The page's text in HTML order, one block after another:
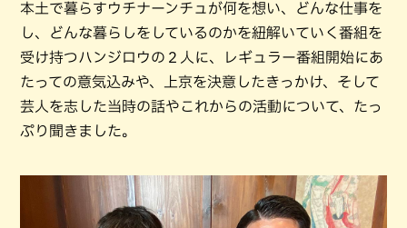
本土で暮らすウチナーンチュが何を想い、どんな仕事を
し、どんな暮らしをしているのかを紐解いていく番組を
受け持つハンジロウの２人に、レギュラー番組開始にあ
たっての意気込みや、上京を決意したきっかけ、そして
芸人を志した当時の話やこれからの活動について、たっ
ぷり聞きました。